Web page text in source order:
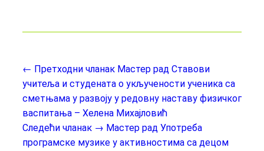
← Претходни чланак Мастер рад Ставови
учитеља и студената о укључености ученика са
сметњама у развоју у редовну наставу физичког
васпитања – Хелена Михајловић
Следећи чланак → Мастер рад Употреба
програмске музике у активностима са децом